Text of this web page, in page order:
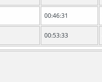
00:46:31
00:53:33